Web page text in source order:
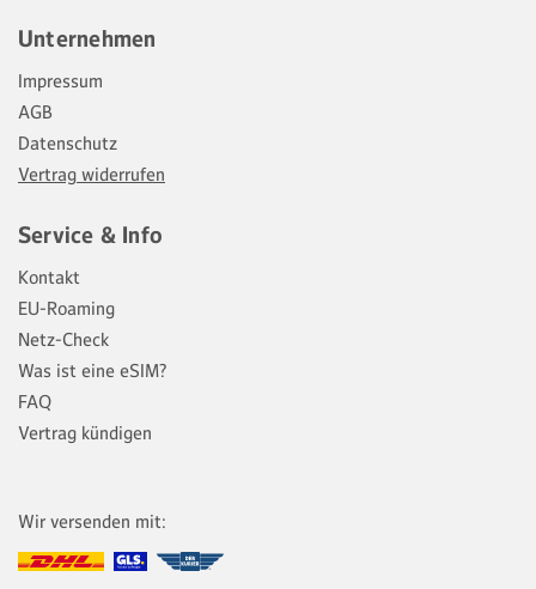
Unternehmen
Impressum
AGB
Datenschutz
Vertrag widerrufen
Service & Info
Kontakt
EU-Roaming
Netz-Check
Was ist eine eSIM?
FAQ
Vertrag kündigen
Wir versenden mit: